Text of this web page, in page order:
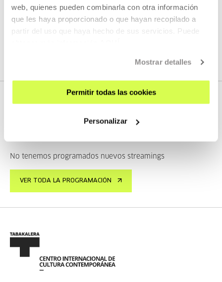
web, quienes pueden combinarla con otra información
que les haya proporcionado o que hayan recopilado a
partir del uso que haya hecho de sus servicios. Puede
Mostrar detalles
Permitir todas las cookies
Personalizar
VER
PRÓXIMOS DIRECTOS
No tenemos programados nuevos streamings
VER TODA LA PROGRAMACIÓN